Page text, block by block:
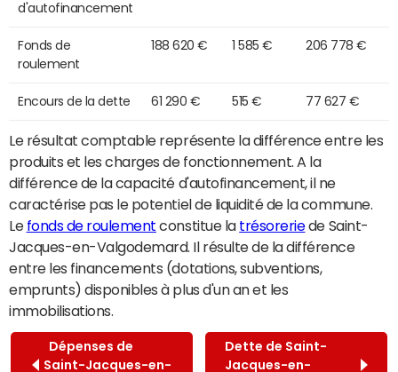
d'autofinancement
Fonds de
roulement
188 620 € 1 585 € 206 778 €
Encours de la dette 61 290 € 515 € 77 627 €
Le résultat comptable représente la différence entre les
produits et les charges de fonctionnement. A la
différence de la capacité d'autofinancement, il ne
caractérise pas le potentiel de liquidité de la commune.
Le fonds de roulement constitue la trésoreriede Saint-
Jacques-en-Valgodemard. Il résulte de la différence
entre les financements (dotations, subventions,
emprunts) disponibles à plus d'un an et les
immobilisations.
Dépenses de
Saint-Jacques-en-
Dette de Saint-
Jacques-en-